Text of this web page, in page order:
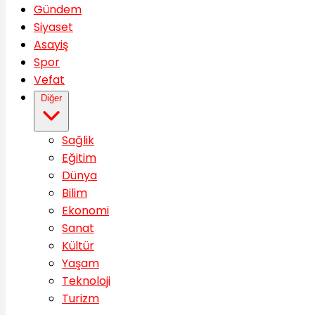
Gündem
Siyaset
Asayiş
Spor
Vefat
Diğer
Sağlik
Eğitim
Dünya
Bilim
Ekonomi
Sanat
Kültür
Yaşam
Teknoloji
Turizm